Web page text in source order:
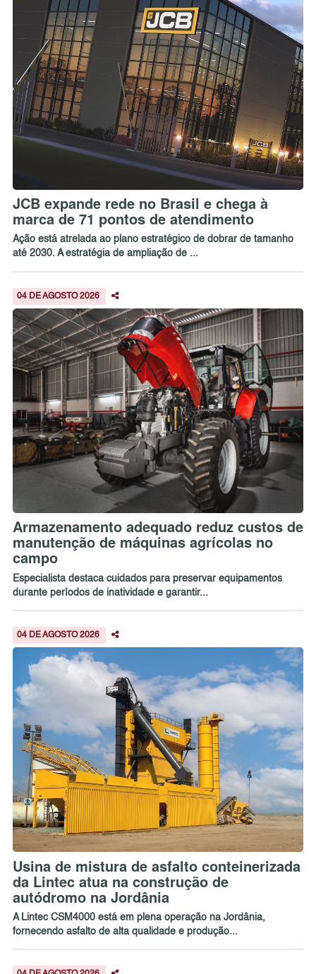
JCB expande rede no Brasil e chega à
marca de 71 pontos de atendimento
Ação está atrelada ao plano estratégico de dobrar de tamanho
até 2030. A estratégia de ampliação de ...
04 DE AGOSTO 2026
Armazenamento adequado reduz custos de
manutenção de máquinas agrícolas no
campo
Especialista destaca cuidados para preservar equipamentos
durante períodos de inatividade e garantir...
04 DE AGOSTO 2026
Usina de mistura de asfalto conteinerizada
da Lintec atua na construção de
autódromo na Jordânia
A Lintec CSM4000 está em plena operação na Jordânia,
fornecendo asfalto de alta qualidade e produção...